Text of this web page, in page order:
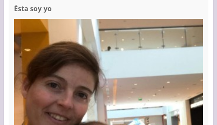
Ésta soy yo